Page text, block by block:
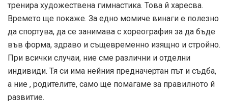
тренира художествена гимнастика. Това й харесва.
Времето ще покаже. За едно момиче винаги е полезно
да спортува, да се занимава с хореография за да бъде
във форма, здраво и същевременно изящно и стройно.
При всички случаи, ние сме различни и отделни
индивиди. Тя си има нейния предначертан път и съдба,
а ние , родителите, само ще помагаме за правилното й
развитие.